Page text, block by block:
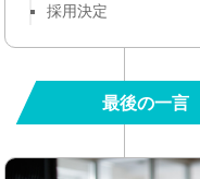
採用決定
最後の一言